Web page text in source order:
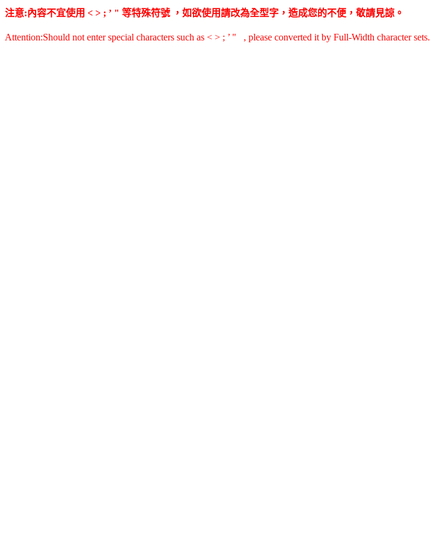
注意:內容不宜使用 < > ; ’ " 等特殊符號 ，如欲使用請改為全型字，造成您的不便，敬請見諒。
Attention:Should not enter special characters such as < > ; ’ " , please converted it by Full-Width character sets.